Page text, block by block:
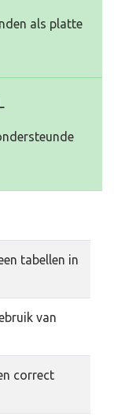
als platte
tabellen in
van
correct